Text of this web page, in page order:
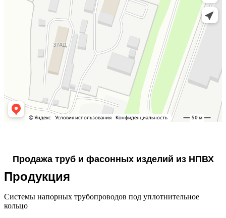
Продажа труб и фасонных изделий из НПВХ
Продукция
Системы напорных трубопроводов под уплотнительное
кольцо